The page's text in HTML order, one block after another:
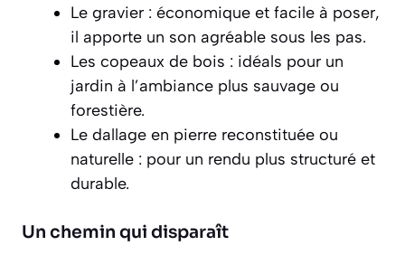
Le gravier : économique et facile à poser,
il apporte un son agréable sous les pas.
Les copeaux de bois : idéals pour un
jardin à l’ambiance plus sauvage ou
forestière.
Le dallage en pierre reconstituée ou
naturelle : pour un rendu plus structuré et
durable.
Un chemin qui disparaît